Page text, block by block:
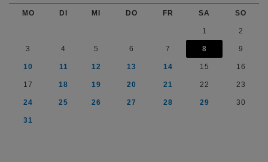
MO DI MI DO FR SA SO
1 2
3 4 5 6 7 8 9
10 11 12 13 14 15 16
17 18 19 20 21 22 23
24 25 26 27 28 29 30
31